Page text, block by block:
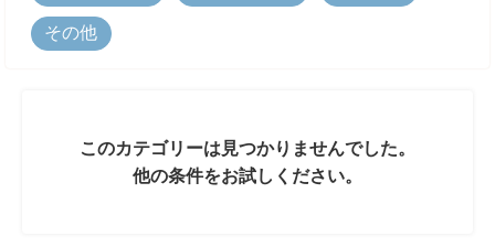
その他
このカテゴリーは見つかりませんでした。
他の条件をお試しください。